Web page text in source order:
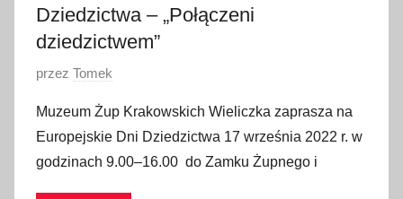
2
Dziedzictwa – „Połączeni
dziedzictwem”
O
u
b
l
i
przez Tomek
Muzeum Żup Krakowskich Wieliczka zaprasza na
Europejskie Dni Dziedzictwa 17 września 2022 r. w
godzinach 9.00–16.00 do Zamku Żupnego i